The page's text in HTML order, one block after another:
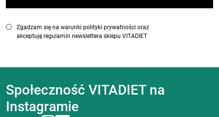
Zgadzam się na warunki polityki prywatności oraz
akceptuję regulamin newslettera sklepu VITADIET
Społeczność VITADIET na
Instagramie